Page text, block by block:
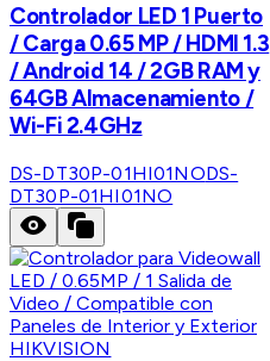
Controlador LED 1 Puerto
/ Carga 0.65 MP / HDMI 1.3
/ Android 14 / 2GB RAM y
64GB Almacenamiento /
Wi-Fi 2.4GHz
DS-DT30P-01HI01NODS-
DT30P-01HI01NO
HIKVISION